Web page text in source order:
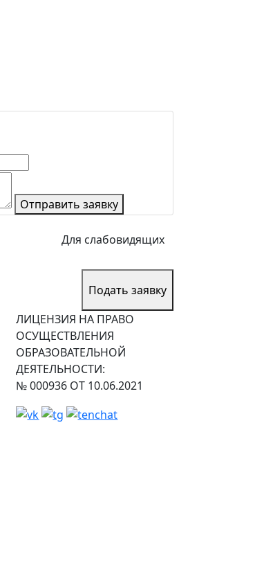
Отправить заявку
Для слабовидящих
Подать заявку
ЛИЦЕНЗИЯ НА ПРАВО
ОСУЩЕСТВЛЕНИЯ
ОБРАЗОВАТЕЛЬНОЙ
ДЕЯТЕЛЬНОСТИ:
№ 000936 ОТ 10.06.2021